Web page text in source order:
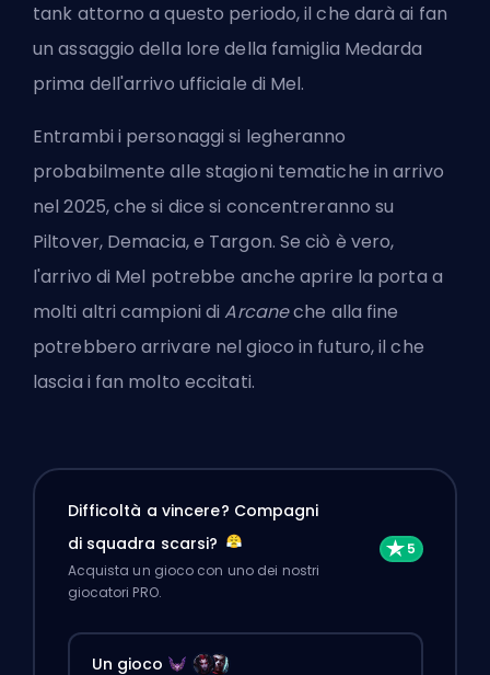
tank attorno a questo periodo, il che darà ai fan
un assaggio della lore della famiglia Medarda
prima dell'arrivo ufficiale di Mel.
Entrambi i personaggi si legheranno
probabilmente alle stagioni tematiche in arrivo
nel 2025, che si dice si concentreranno su
Piltover, Demacia, e Targon. Se ciò è vero,
l'arrivo di Mel potrebbe anche aprire la porta a
molti altri campioni diArcaneche alla fine
potrebbero arrivare nel gioco in futuro, il che
lascia i fan molto eccitati.
Difficoltà a vincere? Compagni
di squadra scarsi?
Acquista un gioco con uno dei nostri
giocatori PRO.
Un gioco